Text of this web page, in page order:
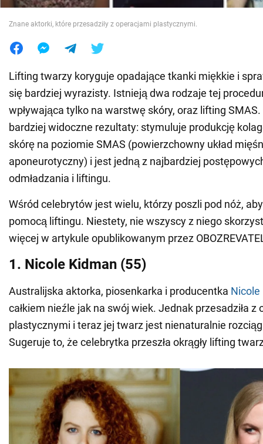
Jedzenie
Znane aktorki, które przesadziły z operacjami plastycznymi.
Lifting twarzy koryguje opadające tkanki miękkie i
się bardziej wyrazisty. Istnieją dwa rodzaje tej
wpływająca tylko na warstwę skóry, oraz lifting
bardziej widoczne rezultaty: stymuluje produkcję
skórę na poziomie SMAS (powierzchowny układ
aponeurotyczny) i jest jedną z najbardziej
odmładzania i liftingu.
Wśród celebrytów jest wielu, którzy poszli pod nóż,
pomocą liftingu. Niestety, nie wszyscy z niego
więcej w artykule opublikowanym przez
1. Nicole Kidman (55)
Australijska aktorka, piosenkarka i producentka Nicole
całkiem nieźle jak na swój wiek. Jednak przesadziła z
plastycznymi i teraz jej twarz jest nienaturalnie
Sugeruje to, że celebrytka przeszła okrągły lifting